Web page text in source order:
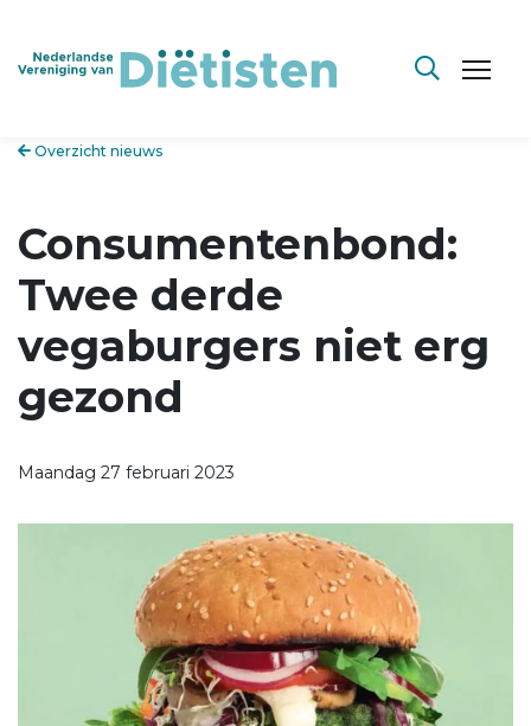
Overzicht nieuws
Consumentenbond:
Twee derde
vegaburgers niet erg
gezond
Maandag 27 februari 2023